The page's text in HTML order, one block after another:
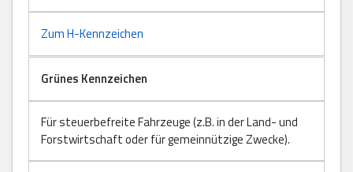
Zum H-Kennzeichen
Grünes Kennzeichen
Für steuerbefreite Fahrzeuge (z.B. in der Land- und
Forstwirtschaft oder für gemeinnützige Zwecke).